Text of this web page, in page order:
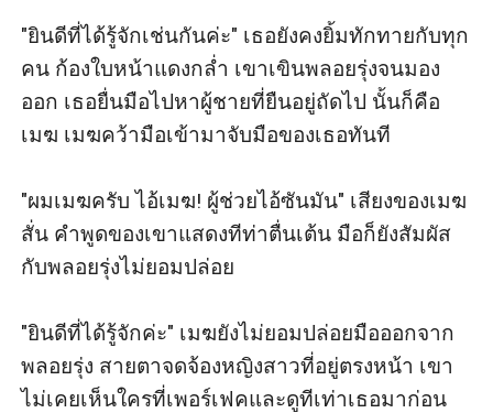
"ยินดีที่ได้รู้จักเช่นกันค่ะ" เธอยังคงยิ้มทักทายกับทุก
คน ก้องใบหน้าแดงกล่ำ เขาเขินพลอยรุ่งจนมอง
ออก เธอยื่นมือไปหาผู้ชายที่ยืนอยู่ถัดไป นั้นก็คือ
เมฆ เมฆคว้ามือเข้ามาจับมือของเธอทันที
"ผมเมฆครับ ไอ้เมฆ! ผู้ช่วยไอ้ซันมัน" เสียงของเมฆ
สั่น คำพูดของเขาแสดงทีท่าตื่นเต้น มือก็ยังสัมผัส
กับพลอยรุ่งไม่ยอมปล่อย
"ยินดีที่ได้รู้จักค่ะ" เมฆยังไม่ยอมปล่อยมือออกจาก
พลอยรุ่ง สายตาจดจ้องหญิงสาวที่อยู่ตรงหน้า เขา
ไม่เคยเห็นใครที่เพอร์เฟคและดูทีเท่าเธอมาก่อน